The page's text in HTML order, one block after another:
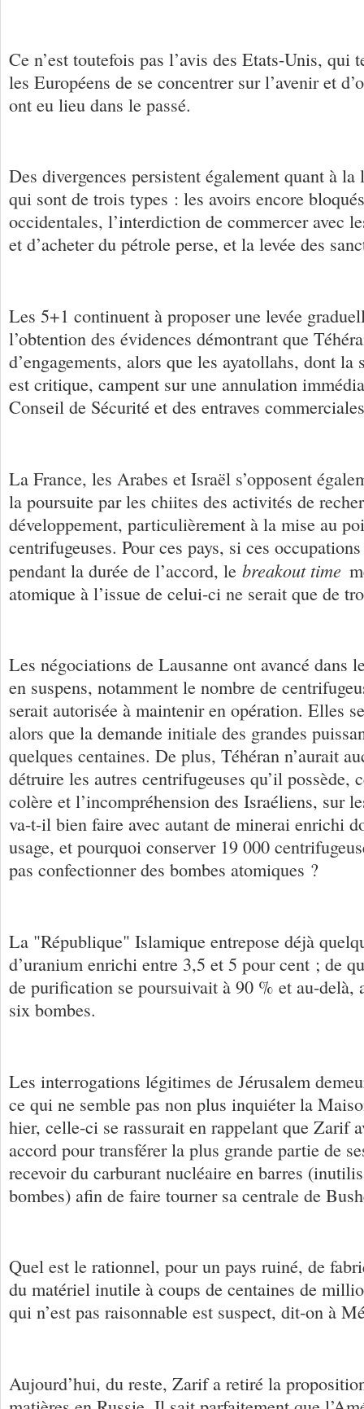
Ce n’est toutefois pas l’avis des Etats-Unis, qui
les Européens de se concentrer sur l’avenir et
ont eu lieu dans le passé.
Des divergences persistent également quant à la
qui sont de trois types : les avoirs encore
occidentales, l’interdiction de commercer avec
et d’acheter du pétrole perse, et la levée des
Les 5+1 continuent à proposer une levée
l’obtention des évidences démontrant que
d’engagements, alors que les ayatollahs, dont
est critique, campent sur une annulation
Conseil de Sécurité et des entraves
La France, les Arabes et Israël s’opposent
la poursuite par les chiites des activités de
développement, particulièrement à la mise au
centrifugeuses. Pour ces pays, si ces
pendant la durée de l’accord, le breakout time
atomique à l’issue de celui-ci ne serait que de
Les négociations de Lausanne ont avancé dans
en suspens, notamment le nombre de
serait autorisée à maintenir en opération. Elles
alors que la demande initiale des grandes
quelques centaines. De plus, Téhéran n’aurait
détruire les autres centrifugeuses qu’il possède,
colère et l’incompréhension des Israéliens, sur
va-t-il bien faire avec autant de minerai enrichi
usage, et pourquoi conserver 19 000
pas confectionner des bombes atomiques ?
La "République" Islamique entrepose déjà
d’uranium enrichi entre 3,5 et 5 pour cent ; de
de purification se poursuivait à 90 % et au-delà,
six bombes.
Les interrogations légitimes de Jérusalem
ce qui ne semble pas non plus inquiéter la
hier, celle-ci se rassurait en rappelant que Zarif
accord pour transférer la plus grande partie de
recevoir du carburant nucléaire en barres
bombes) afin de faire tourner sa centrale de
Quel est le rationnel, pour un pays ruiné, de
du matériel inutile à coups de centaines de
qui n’est pas raisonnable est suspect, dit-on à
Aujourd’hui, du reste, Zarif a retiré la